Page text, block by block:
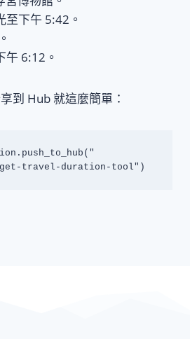
下午 5:42。
午 6:12。
到 Hub 就這麼簡單：
get-travel-duration-tool")